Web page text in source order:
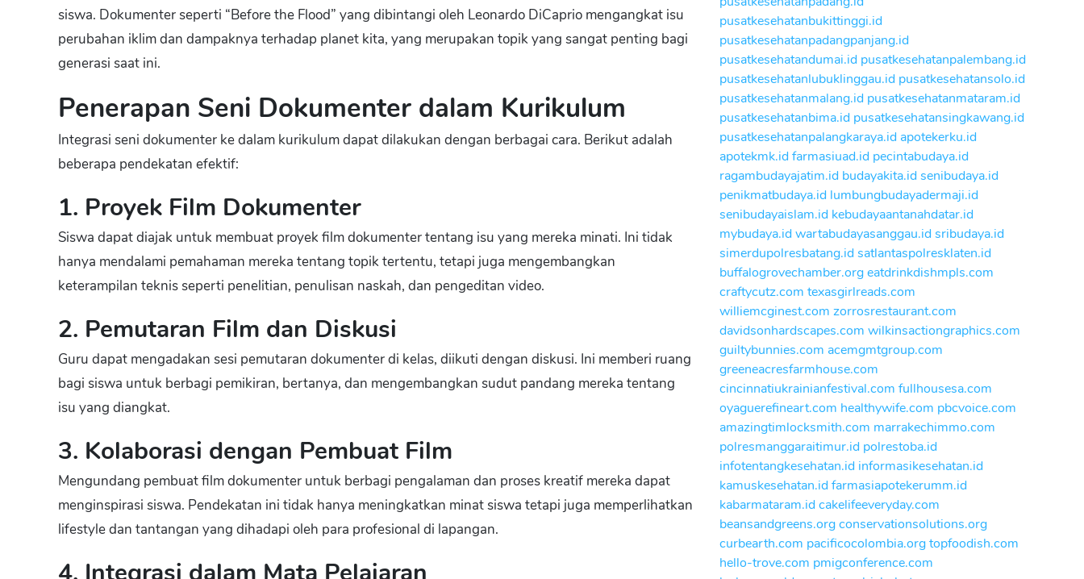
siswa. Dokumenter seperti “Before the Flood” yang dibintangi oleh Leonardo DiCaprio mengangkat isu
perubahan iklim dan dampaknya terhadap planet kita, yang merupakan topik yang sangat penting bagi
generasi saat ini.
Penerapan Seni Dokumenter dalam Kurikulum
Integrasi seni dokumenter ke dalam kurikulum dapat dilakukan dengan berbagai cara. Berikut adalah
beberapa pendekatan efektif:
1. Proyek Film Dokumenter
Siswa dapat diajak untuk membuat proyek film dokumenter tentang isu yang mereka minati. Ini tidak
hanya mendalami pemahaman mereka tentang topik tertentu, tetapi juga mengembangkan
keterampilan teknis seperti penelitian, penulisan naskah, dan pengeditan video.
2. Pemutaran Film dan Diskusi
Guru dapat mengadakan sesi pemutaran dokumenter di kelas, diikuti dengan diskusi. Ini memberi ruang
bagi siswa untuk berbagi pemikiran, bertanya, dan mengembangkan sudut pandang mereka tentang
isu yang diangkat.
3. Kolaborasi dengan Pembuat Film
Mengundang pembuat film dokumenter untuk berbagi pengalaman dan proses kreatif mereka dapat
menginspirasi siswa. Pendekatan ini tidak hanya meningkatkan minat siswa tetapi juga memperlihatkan
lifestyle dan tantangan yang dihadapi oleh para profesional di lapangan.
pusatkesehatanbukittinggi.id
pusatkesehatanpadangpanjang.id
pusatkesehatandumai.id pusatkesehatanpalembang.id
pusatkesehatanlubuklinggau.id pusatkesehatansolo.id
pusatkesehatanmalang.id pusatkesehatanmataram.id
pusatkesehatanbima.id pusatkesehatansingkawang.id
pusatkesehatanpalangkaraya.id apotekerku.id
apotekmk.idfarmasiuad.id pecintabudaya.id
ragambudayajatim.id budayakita.idsenibudaya.id
penikmatbudaya.id lumbungbudayadermaji.id
senibudayaislam.id kebudayaantanahdatar.id
mybudaya.idwartabudayasanggau.idsribudaya.id
simerdupolresbatang.idsatlantaspolresklaten.id
buffalogrovechamber.orgeatdrinkdishmpls.com
craftycutz.com texasgirlreads.com
williemcginest.com zorrosrestaurant.com
davidsonhardscapes.com wilkinsactiongraphics.com
guiltybunnies.com acemgmtgroup.com
greeneacresfarmhouse.com
cincinnatiukrainianfestival.com fullhousesa.com
oyaguerefineart.com healthywife.com pbcvoice.com
amazingtimlocksmith.com marrakechimmo.com
polresmanggaraitimur.id polrestoba.id
infotentangkesehatan.id informasikesehatan.id
kamuskesehatan.idfarmasiapotekerumm.id
kabarmataram.idcakelifeeveryday.com
beansandgreens.orgconservationsolutions.org
curbearth.com pacificocolombia.orgtopfoodish.com
hello-trove.com pmigconference.com